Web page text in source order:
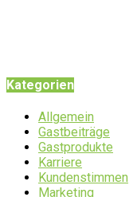
Kategorien
Allgemein
Gastbeiträge
Gastprodukte
Karriere
Kundenstimmen
Marketing